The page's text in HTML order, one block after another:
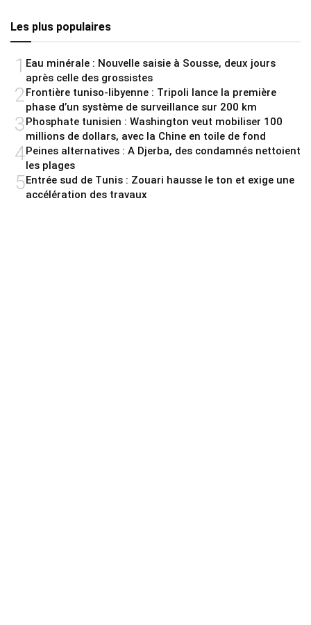
Les plus populaires
1 Eau minérale : Nouvelle saisie à Sousse, deux jours
après celle des grossistes
2 Frontière tuniso-libyenne : Tripoli lance la première
phase d’un système de surveillance sur 200 km
3Phosphate tunisien : Washington veut mobiliser 100
millions de dollars, avec la Chine en toile de fond
4Peines alternatives : A Djerba, des condamnés nettoient
les plages
5Entrée sud de Tunis : Zouari hausse le ton et exige une
accélération des travaux